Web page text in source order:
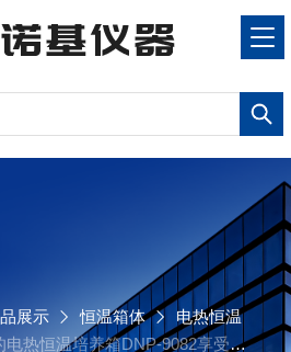
展示 恒温箱体
电热恒温
电热恒温培养箱DNP-9082享受诺